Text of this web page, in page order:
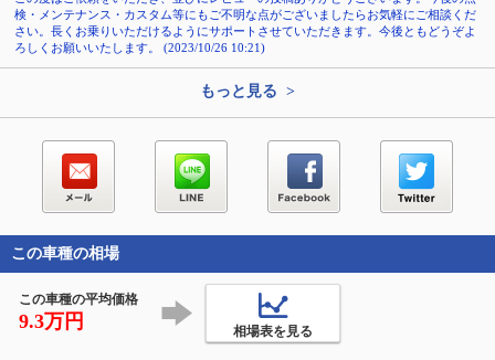
検・メンテナンス・カスタム等にもご不明な点がございましたらお気軽にご相談くだ
さい。長くお乗りいただけるようにサポートさせていただきます。今後ともどうぞよ
ろしくお願いいたします。 (2023/10/26 10:21)
もっと見る >
この車種の相場
この車種の平均価格
9.3万円 相場表を見る